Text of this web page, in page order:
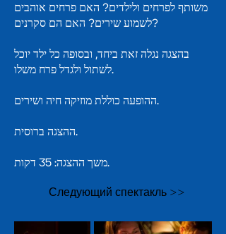
משותף לפרחים ולילדים? האם פרחים אוהבים
לשמוע שירים? האם הם סקרנים?
בהצגה נגלה זאת ביחד, ובסופה כל ילד יוכל
לשתול ולגדל פרח משלו.
ההופעה כוללת מוזיקה חיה ושירים.
ההצגה ברוסית.
משך ההצגה: 35 דקות.
Следующий спектакль >>